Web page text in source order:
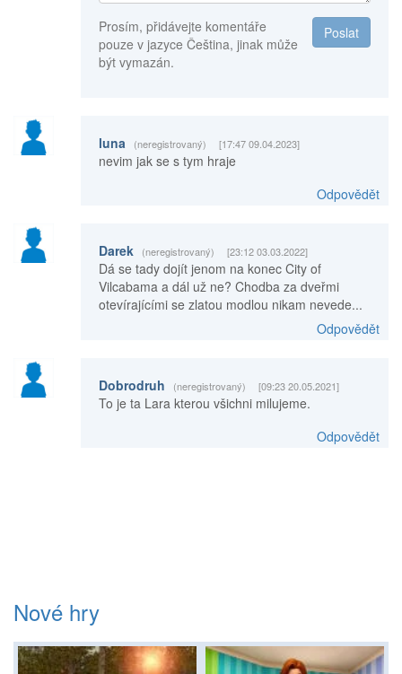
Poslat
Prosím, přidávejte komentáře
pouze v jazyce Čeština, jinak může
být vymazán.
luna (neregistrovaný) [17:47 09.04.2023]
nevim jak se s tym hraje
Odpovědět
Darek (neregistrovaný) [23:12 03.03.2022]
Dá se tady dojít jenom na konec City of
Vilcabama a dál už ne? Chodba za dveřmi
otevírajícími se zlatou modlou nikam nevede...
Odpovědět
Dobrodruh (neregistrovaný) [09:23 20.05.2021]
To je ta Lara kterou všichni milujeme.
Odpovědět
Nové hry